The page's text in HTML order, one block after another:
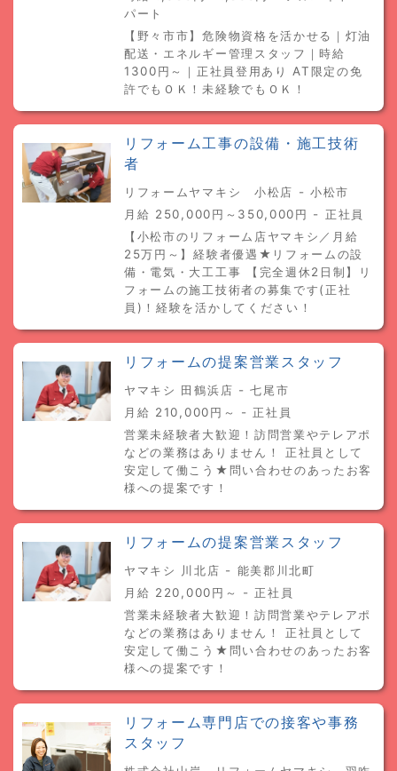
パート
【野々市市】危険物資格を活かせる｜灯油
配送・エネルギー管理スタッフ｜時給
1300円～｜正社員登用あり AT限定の免
許でもＯＫ！未経験でもＯＫ！
リフォーム工事の設備・施工技術
者
リフォームヤマキシ 小松店 - 小松市
月給 250,000円～350,000円 - 正社員
【小松市のリフォーム店ヤマキシ／月給
25万円～】経験者優遇★リフォームの設
備・電気・大工工事 【完全週休2日制】リ
フォームの施工技術者の募集です(正社
員)！経験を活かしてください！
リフォームの提案営業スタッフ
ヤマキシ 田鶴浜店 - 七尾市
月給 210,000円～ - 正社員
営業未経験者大歓迎！訪問営業やテレアポ
などの業務はありません！ 正社員として
安定して働こう★問い合わせのあったお客
様への提案です！
リフォームの提案営業スタッフ
ヤマキシ 川北店 - 能美郡川北町
月給 220,000円～ - 正社員
営業未経験者大歓迎！訪問営業やテレアポ
などの業務はありません！ 正社員として
安定して働こう★問い合わせのあったお客
様への提案です！
リフォーム専門店での接客や事務
スタッフ